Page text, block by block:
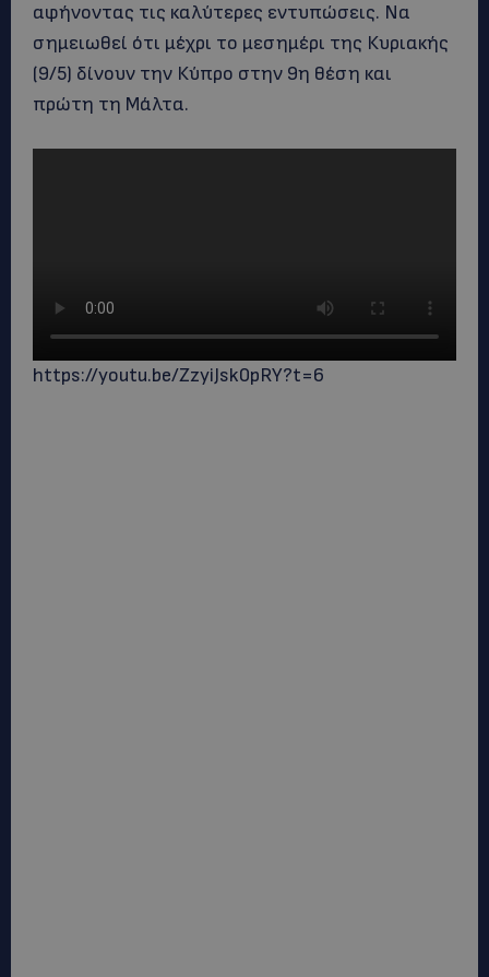
αφήνοντας τις καλύτερες εντυπώσεις. Να
σημειωθεί ότι μέχρι το μεσημέρι της Κυριακής
(9/5) δίνουν την Κύπρο στην 9η θέση και
πρώτη τη Μάλτα.
https://youtu.be/ZzyiJsk0pRY?t=6